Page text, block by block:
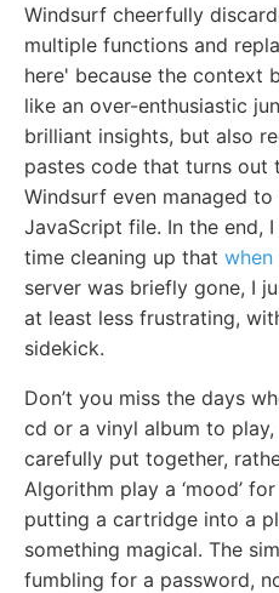
Windsurf cheerfully
multiple functions and
here' because the context
like an over-enthusiastic
brilliant insights, but also
pastes code that turns out
Windsurf even managed
JavaScript file. In the end,
time cleaning up that when
server was briefly gone, I
at least less frustrating,
sidekick.
Don’t you miss the days
cd or a vinyl album to
carefully put together,
Algorithm play a ‘mood’
putting a cartridge into a
something magical. The
fumbling for a password,